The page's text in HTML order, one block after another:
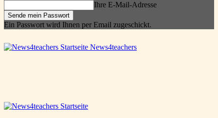
Ihre E-Mail-Adresse
Ein Passwort wird Ihnen per Email zugeschickt.
News4teachers